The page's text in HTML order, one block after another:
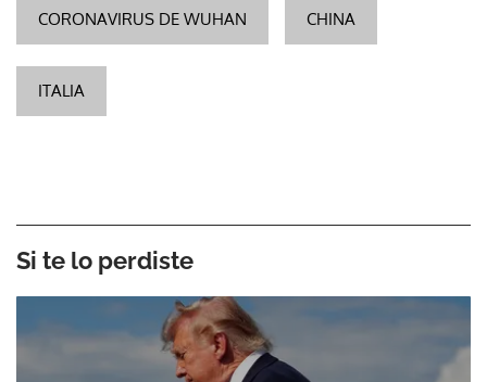
CORONAVIRUS DE WUHAN CHINA
ITALIA
Si te lo perdiste